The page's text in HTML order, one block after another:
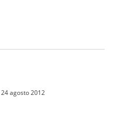
24 agosto 2012